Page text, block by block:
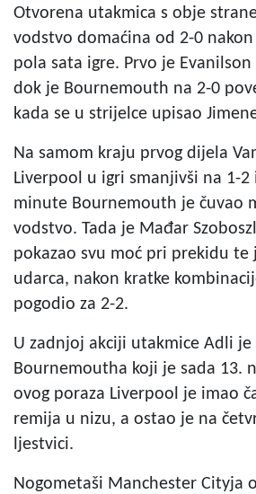
Otvorena utakmica s obje
vodstvo domaćina od 2-0
pola sata igre. Prvo je
dok je Bournemouth na 2-0
kada se u strijelce upisao
Na samom kraju prvog dijela
Liverpool u igri smanjivši na 1-2
minute Bournemouth je čuvao
vodstvo. Tada je Mađar
pokazao svu moć pri prekidu te
udarca, nakon kratke
pogodio za 2-2.
U zadnjoj akciji utakmice Adli je
Bournemoutha koji je sada 13.
ovog poraza Liverpool je imao
remija u nizu, a ostao je na
ljestvici.
Nogometaši Manchester Cityja